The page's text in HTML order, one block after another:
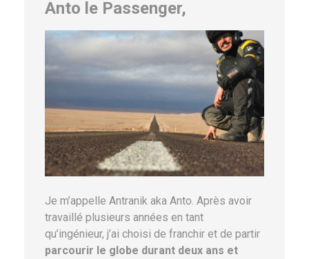
Anto le Passenger,
Je m’appelle Antranik aka Anto. Après avoir
travaillé plusieurs années en tant
qu’ingénieur, j’ai choisi de franchir et de partir
parcourir le globe durant deux ans et